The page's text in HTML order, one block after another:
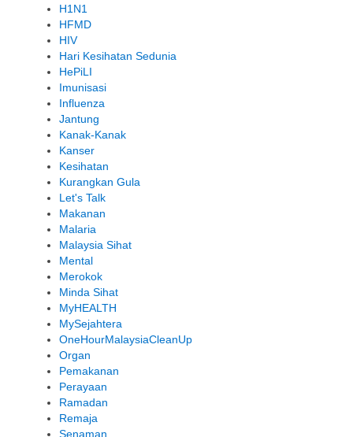
H1N1
HFMD
HIV
Hari Kesihatan Sedunia
HePiLI
Imunisasi
Influenza
Jantung
Kanak-Kanak
Kanser
Kesihatan
Kurangkan Gula
Let's Talk
Makanan
Malaria
Malaysia Sihat
Mental
Merokok
Minda Sihat
MyHEALTH
MySejahtera
OneHourMalaysiaCleanUp
Organ
Pemakanan
Perayaan
Ramadan
Remaja
Senaman